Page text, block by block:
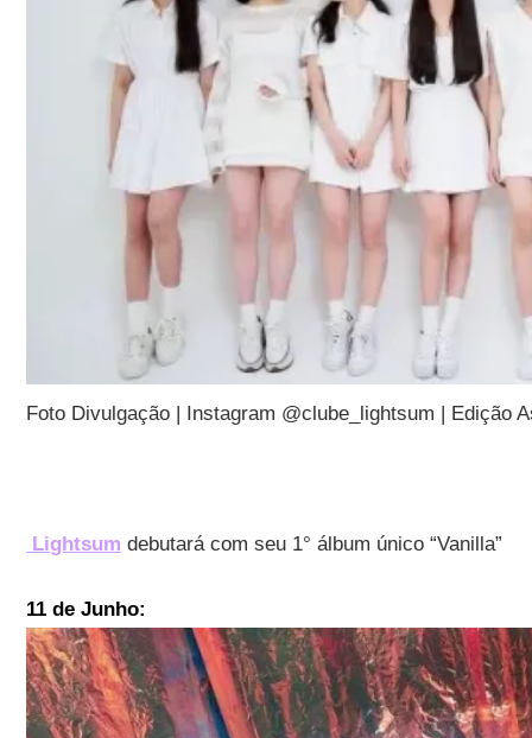
Foto Divulgação | Instagram @clube_lightsum | Edição
Lightsum debutará com seu 1° álbum único “Vanilla”
11 de Junho: